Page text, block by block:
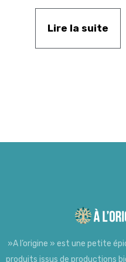
Lire la suite
»A l’origine » est une petite
produits issus de productions